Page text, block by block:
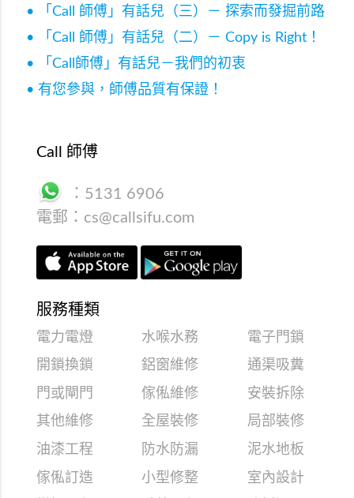
• 「Call 師傅」有話兒（三）－ 探索而發掘前路
• 「Call 師傅」有話兒（二）－ Copy is Right！
• 「Call師傅」有話兒－我們的初衷
• 有您參與，師傅品質有保證！
Call 師傅
： 5131 6906
電郵： cs@callsifu.com
服務種類
電力電燈 水喉水務
電子門鎖
開鎖換鎖
鋁窗維修
通渠吸糞
門或閘門
傢俬維修
安裝拆除
其他維修
全屋裝修
局部裝修
油漆工程
防水防漏
泥水地板
傢俬訂造
小型修整
室內設計